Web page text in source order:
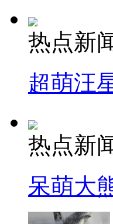
热点新
超萌汪
热点新
呆萌大